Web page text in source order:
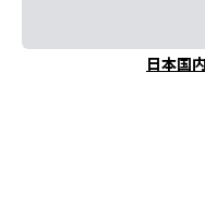
日本国